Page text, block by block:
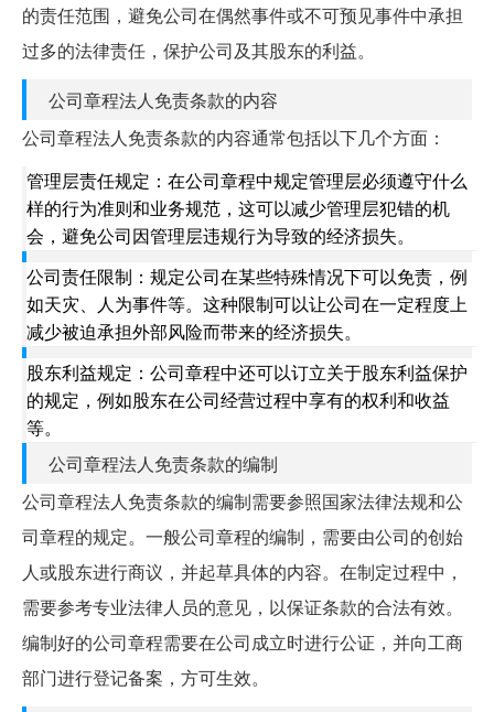
的责任范围，避免公司在偶然事件或不可预见事件中承担
过多的法律责任，保护公司及其股东的利益。
公司章程法人免责条款的内容
公司章程法人免责条款的内容通常包括以下几个方面：
管理层责任规定：在公司章程中规定管理层必须遵守什么
样的行为准则和业务规范，这可以减少管理层犯错的机
会，避免公司因管理层违规行为导致的经济损失。
公司责任限制：规定公司在某些特殊情况下可以免责，例
如天灾、人为事件等。这种限制可以让公司在一定程度上
减少被迫承担外部风险而带来的经济损失。
股东利益规定：公司章程中还可以订立关于股东利益保护
的规定，例如股东在公司经营过程中享有的权利和收益
等。
公司章程法人免责条款的编制
公司章程法人免责条款的编制需要参照国家法律法规和公
司章程的规定。一般公司章程的编制，需要由公司的创始
人或股东进行商议，并起草具体的内容。在制定过程中，
需要参考专业法律人员的意见，以保证条款的合法有效。
编制好的公司章程需要在公司成立时进行公证，并向工商
部门进行登记备案，方可生效。